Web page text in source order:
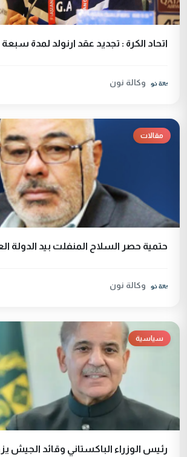
اتحاد الكرة : تجديد عقد ارنولد لمدة
وكالة نون
مقالات
حتمية حصر السلاح المنفلت بيد الدولة
وكالة نون
سياسية
رئيس الوزراء الباكستاني وقائد الجيش